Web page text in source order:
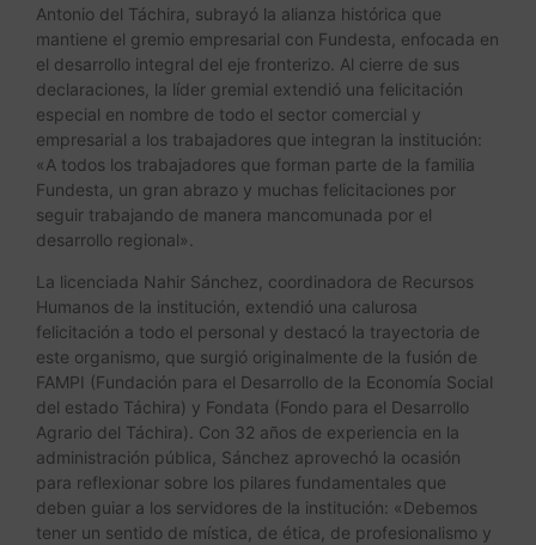
Antonio del Táchira, subrayó la alianza histórica que
mantiene el gremio empresarial con Fundesta, enfocada en
el desarrollo integral del eje fronterizo. Al cierre de sus
declaraciones, la líder gremial extendió una felicitación
especial en nombre de todo el sector comercial y
empresarial a los trabajadores que integran la institución:
«A todos los trabajadores que forman parte de la familia
Fundesta, un gran abrazo y muchas felicitaciones por
seguir trabajando de manera mancomunada por el
desarrollo regional».
La licenciada Nahir Sánchez, coordinadora de Recursos
Humanos de la institución, extendió una calurosa
felicitación a todo el personal y destacó la trayectoria de
este organismo, que surgió originalmente de la fusión de
FAMPI (Fundación para el Desarrollo de la Economía Social
del estado Táchira) y Fondata (Fondo para el Desarrollo
Agrario del Táchira). Con 32 años de experiencia en la
administración pública, Sánchez aprovechó la ocasión
para reflexionar sobre los pilares fundamentales que
deben guiar a los servidores de la institución: «Debemos
tener un sentido de mística, de ética, de profesionalismo y